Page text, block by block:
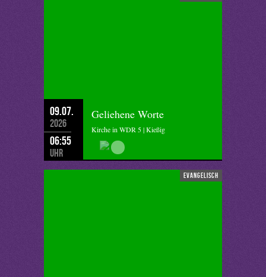
09.07.
2026
06:55
Uhr
Geliehene Worte
Kirche in WDR 5 | Kießig
evangelisch